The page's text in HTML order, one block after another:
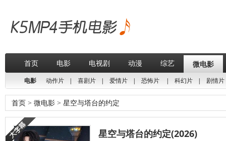
首页 电影 电视剧 动漫 综艺 微电影
电影 动作片 | 喜剧片 | 爱情片 | 恐怖片 | 科幻片 | 剧情片
首页 > 微电影 > 星空与塔台的约定
星空与塔台的约定(2026)